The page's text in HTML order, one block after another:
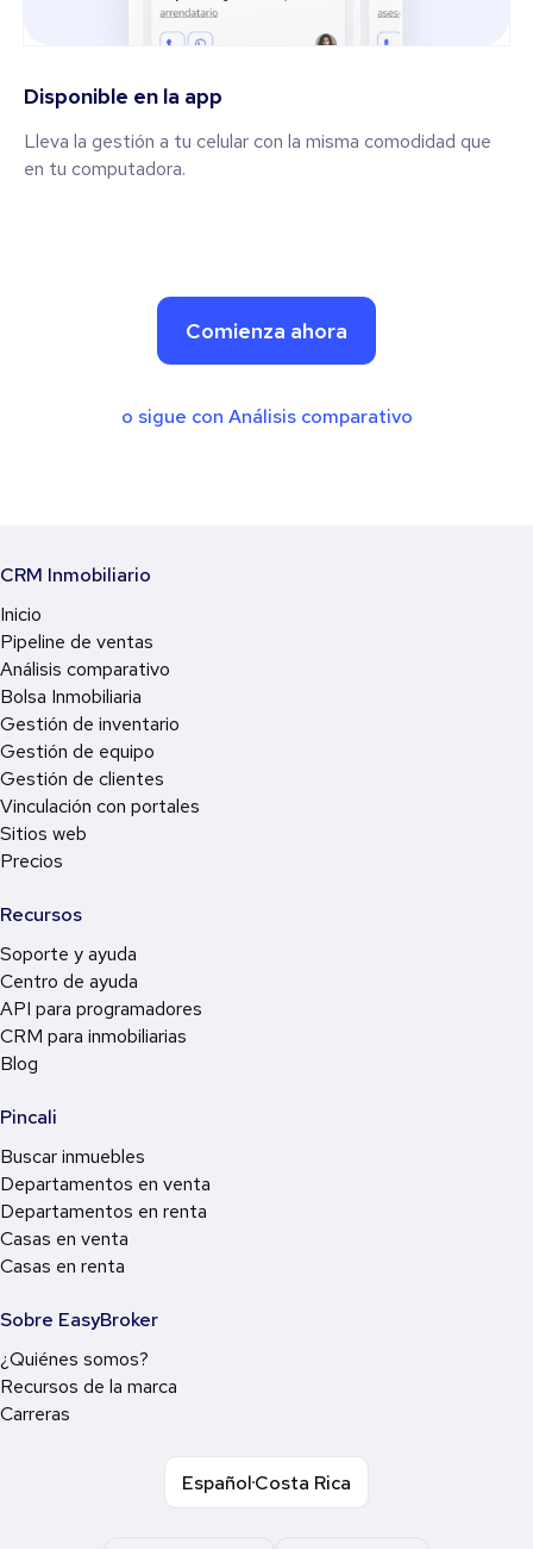
Disponible en la app
Lleva la gestión a tu celular con la misma comodidad que
en tu computadora.
Comienza ahora
o sigue con Análisis comparativo
CRM Inmobiliario
Inicio
Pipeline de ventas
Análisis comparativo
Bolsa Inmobiliaria
Gestión de inventario
Gestión de equipo
Gestión de clientes
Vinculación con portales
Sitios web
Precios
Recursos
Soporte y ayuda
Centro de ayuda
API para programadores
CRM para inmobiliarias
Blog
Pincali
Buscar inmuebles
Departamentos en venta
Departamentos en renta
Casas en venta
Casas en renta
Sobre EasyBroker
¿Quiénes somos?
Recursos de la marca
Carreras
EspañolCosta Rica